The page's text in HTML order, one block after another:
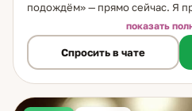
подождём» — прямо сейчас. Я
стажем. Специализируюсь на
нумерологии, ясновидении и
комплексном формате —
для точного ответа. Что делаю
глубокий расклад из 6
человека в этой жизни и
показать
Спросить в чате